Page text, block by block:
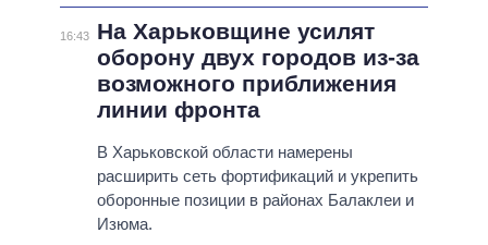
16:43
На Харьковщине усилят
оборону двух городов из-за
возможного приближения
линии фронта
В Харьковской области намерены
расширить сеть фортификаций и укрепить
оборонные позиции в районах Балаклеи и
Изюма.